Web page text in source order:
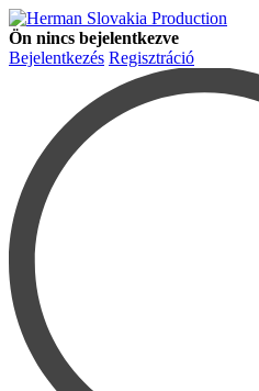
Ön nincs bejelentkezve
Bejelentkezés Regisztráció